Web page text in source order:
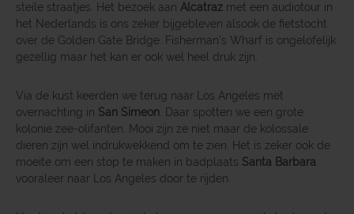
steile straatjes. Het bezoek aan Alcatraz met een audiotour in
het Nederlands is ons zeker bijgebleven alsook de fietstocht
over de Golden Gate Bridge. Fisherman’s Wharf is ongelofelijk
gezellig maar het kan er ook wel heel druk zijn.
Via de kust keerden we terug naar Los Angeles met
overnachting in San Simeon . Daar spotten we een grote
kolonie zee-olifanten. Mooi zijn ze niet maar de kolossale
dieren zijn wel indrukwekkend om te zien. Het is zeker ook de
moeite om een stop te maken in badplaats Santa Barbara
vooraleer naar Los Angeles door te rijden.